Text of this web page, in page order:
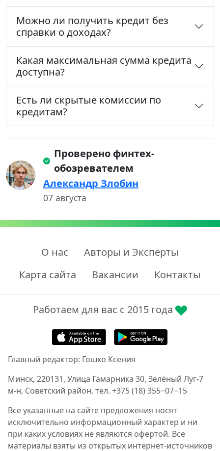
Можно ли получить кредит без
справки о доходах?
Какая максимальная сумма кредита
доступна?
Есть ли скрытые комиссии по
кредитам?
Проверено финтех-
обозревателем
Александр Злобин
07 августа
О нас
Авторы и Эксперты
Карта сайта
Вакансии Контакты
Работаем для вас с 2015 года
Главный редактор: Гошко Ксения
Минск, 220131, Улица Гамарника 30, Зелёный Луг-7
м-н, Советский район, тел. +375 (18) 355‒07‒15
Все указанные на сайте предложения носят
исключительно информационный характер и ни
при каких условиях не являются офертой. Все
материалы взяты из открытых интернет-источников